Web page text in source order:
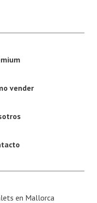
vender
en Mallorca